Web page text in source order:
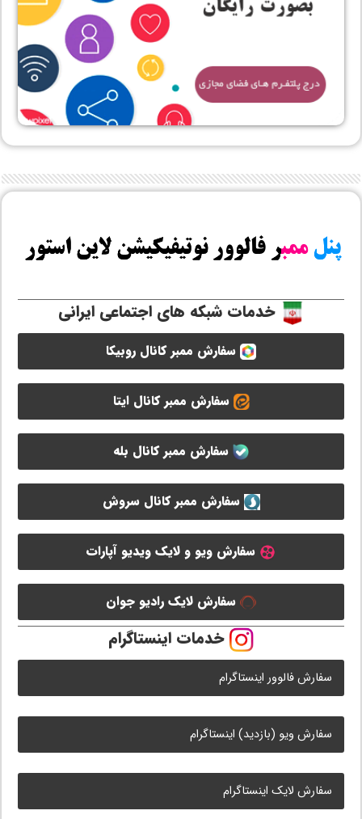
خدمات شبکه های اجتماعی ایرانی
سفارش ممبر کانال روبیکا
سفارش ممبر کانال ایتا
سفارش ممبر کانال بله
سفارش ممبر کانال سروش
سفارش ویو و لایک ویدیو آپارات
سفارش لایک رادیو جوان
خدمات اینستاگرام
سفارش فالوور اینستاگرام
سفارش ویو (بازدید) اینستاگرام
سفارش لایک اینستاگرام